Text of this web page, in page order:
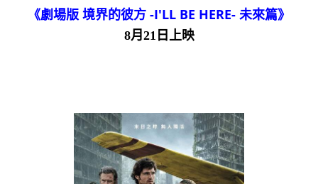
《劇場版 境界的彼方 -I'LL BE HERE- 未來篇》
8月21日上映